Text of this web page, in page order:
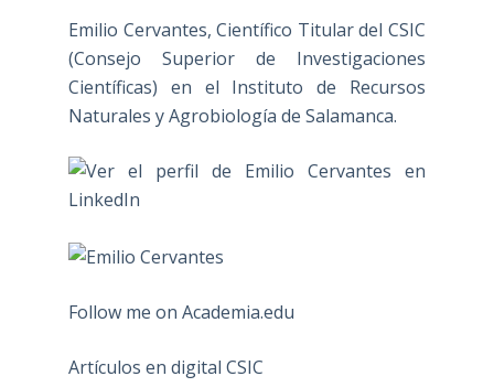
Emilio Cervantes, Científico Titular del CSIC
(Consejo Superior de Investigaciones
Científicas) en el Instituto de Recursos
Naturales y Agrobiología de Salamanca.
Follow me on Academia.edu
Artículos en digital CSIC